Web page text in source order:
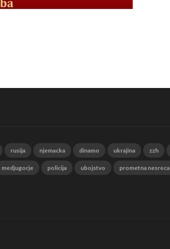
rusija njemacka dinamo ukrajina zzh
medjugorje policija ubojstvo prometna nesreca